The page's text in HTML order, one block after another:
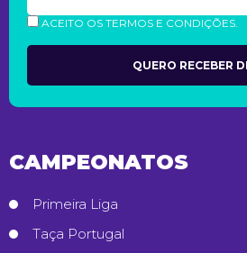
ACEITO OS TERMOS E CONDIÇÕES.
CAMPEONATOS
Primeira Liga
Taça Portugal